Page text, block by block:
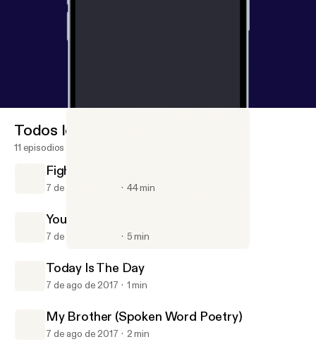
Gavin Chase Podcast
Todos los episodios
11 episodios
FightWatch #1 With Billy And Jacob
7 de ago de 2017 44 min
Your Room Is Your Life
7 de ago de 2017 5 min
Today Is The Day
7 de ago de 2017 1 min
My Brother (Spoken Word Poetry)
7 de ago de 2017 2 min